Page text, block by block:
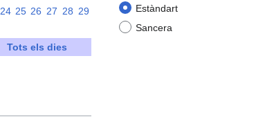
Estàndart
Sancera
24 25 26 27 28 29
Tots els dies